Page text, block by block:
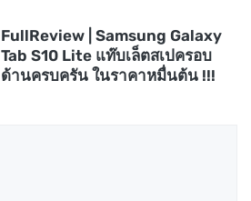
FullReview | Samsung Galaxy
Tab S10 Lite แท๊บเล็ตสเปครอบ
ด้านครบครัน ในราคาหมื่นต้น !!!